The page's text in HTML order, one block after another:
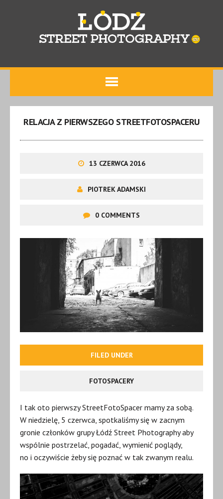
RELACJA Z PIERWSZEGO STREETFOTOSPACERU
13 CZERWCA 2016
PIOTREK ADAMSKI
0 COMMENTS
FILED UNDER
FOTOSPACERY
I tak oto pierwszy StreetFotoSpacer mamy za sobą.
W niedzielę, 5 czerwca, spotkaliśmy się w zacnym
gronie członków grupy Łódź Street Photography aby
wspólnie postrzelać, pogadać, wymienić poglądy,
no i oczywiście żeby się poznać w tak zwanym realu.